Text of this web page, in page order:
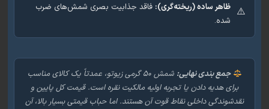
ظاهر ساده (ریخته‌گری):فاقد جذابیت بصری شمش‌های ضرب
جمع بندی نهایی:
شمش ۵۰ گرمی زیوتو، عمدتاً یک کالای مناسب
هدیه دادن یا تجربه اولیه مالکیت نقره است. قیمت کل پایین و
داخلی نقاط قوت آن هستند. اما حباب قیمتی بسیار بالا، آن